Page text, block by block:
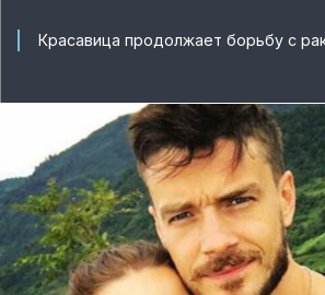
Красавица продолжает борьбу с